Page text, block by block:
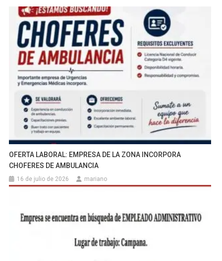
OFERTA LABORAL: EMPRESA DE LA ZONA INCORPORA
CHOFERES DE AMBULANCIA
16 de julio de 2026 mariano